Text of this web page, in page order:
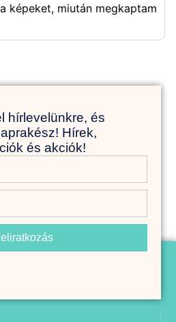
képeket, miután megkaptam
hírlevelünkre, és
Hírek,
és akciók!